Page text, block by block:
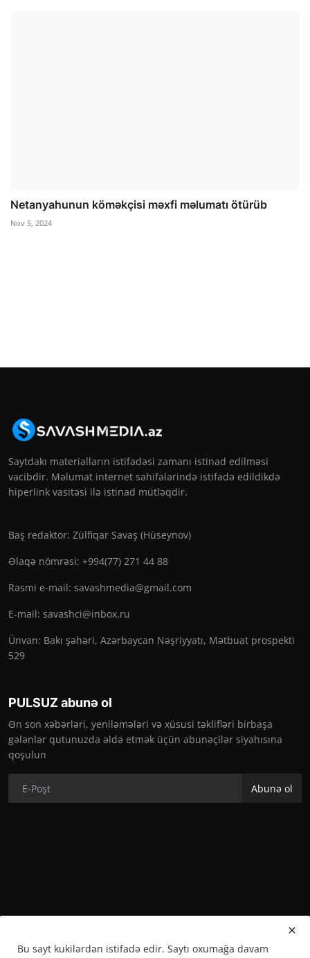
Netanyahunun köməkçisi məxfi məlumatı ötürüb
Nov 5, 2024
Saytdakı materialların istifadəsi zamanı istinad edilməsi
vacibdir. Məlumat internet səhifələrində istifadə edildikdə
hiperlink vasitəsi ilə istinad mütləqdir.
Baş redaktor: Zülfiqar Savaş (Hüseynov)
Əlaqə nömrəsi: +994(77) 271 44 88
Rəsmi e-mail: savashmedia@gmail.com
E-mail: savashci@inbox.ru
Ünvan: Bakı şəhəri, Azərbaycan Nəşriyyatı, Mətbuat prospekti
529
PULSUZ abunə ol
Ən son xəbərləri, yeniləmələri və xüsusi təklifləri birbaşa
gələnlər qutunuzda əldə etmək üçün abunəçilər siyahısına
qoşulun
Abunə ol
Bu sayt kukilərdən istifadə edir. Saytı oxumağa davam